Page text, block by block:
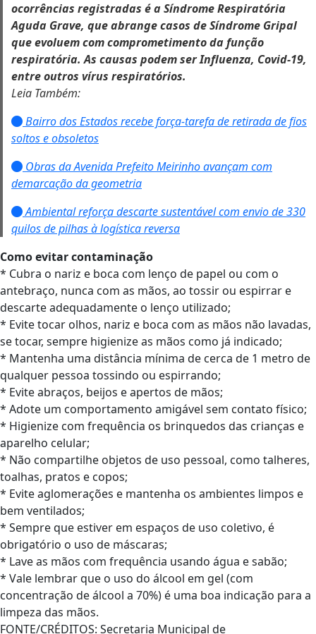
ocorrências registradas é a Síndrome Respiratória
Aguda Grave, que abrange casos de Síndrome Gripal
que evoluem com comprometimento da função
respiratória. As causas podem ser Influenza, Covid-19,
entre outros vírus respiratórios.
Leia Também:
Bairro dos Estados recebe força-tarefa de retirada de fios
soltos e obsoletos
Obras da Avenida Prefeito Meirinho avançam com
demarcação da geometria
Ambiental reforça descarte sustentável com envio de 330
quilos de pilhas à logística reversa
Como evitar contaminação
* Cubra o nariz e boca com lenço de papel ou com o
antebraço, nunca com as mãos, ao tossir ou espirrar e
descarte adequadamente o lenço utilizado;
* Evite tocar olhos, nariz e boca com as mãos não lavadas,
se tocar, sempre higienize as mãos como já indicado;
* Mantenha uma distância mínima de cerca de 1 metro de
qualquer pessoa tossindo ou espirrando;
* Evite abraços, beijos e apertos de mãos;
* Adote um comportamento amigável sem contato físico;
* Higienize com frequência os brinquedos das crianças e
aparelho celular;
* Não compartilhe objetos de uso pessoal, como talheres,
toalhas, pratos e copos;
* Evite aglomerações e mantenha os ambientes limpos e
bem ventilados;
* Sempre que estiver em espaços de uso coletivo, é
obrigatório o uso de máscaras;
* Lave as mãos com frequência usando água e sabão;
* Vale lembrar que o uso do álcool em gel (com
concentração de álcool a 70%) é uma boa indicação para a
limpeza das mãos.
FONTE/CRÉDITOS: Secretaria Municipal de